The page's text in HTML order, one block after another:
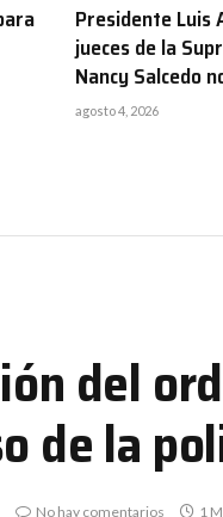
Presidente Luis
jueces de la
Nancy Salcedo
agosto 4, 2026
del
de la
No hay comentarios 1